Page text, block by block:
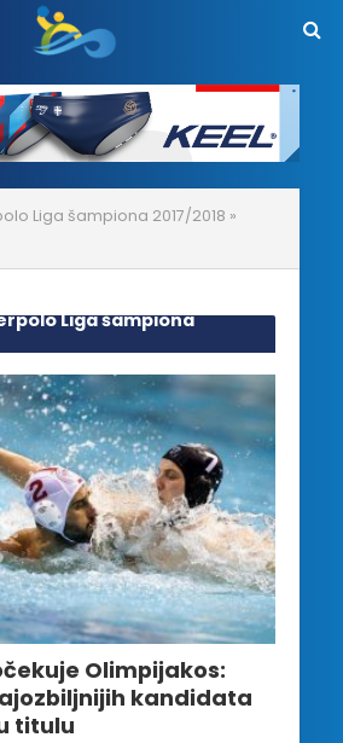
Liga šampiona 2017/2018 »
Liga šampiona
Olimpijakos:
kandidata
titulu